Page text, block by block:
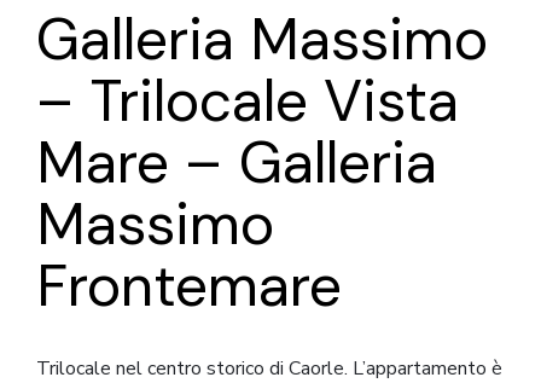
Galleria Massimo
– Trilocale Vista
Mare – Galleria
Massimo
Frontemare
Trilocale nel centro storico di Caorle. L’appartamento è